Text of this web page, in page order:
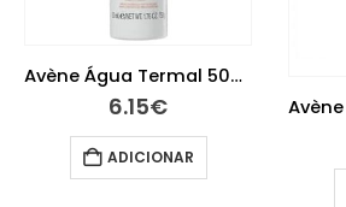
Avène Água Termal 50ml
6.15€
ADICIONAR